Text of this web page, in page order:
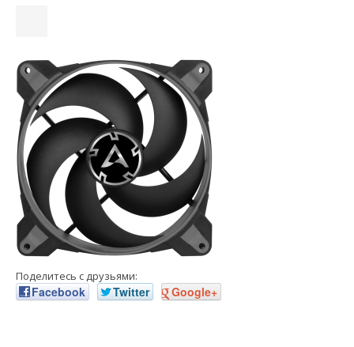
Поделитесь с друзьями:
Facebook Twitter Google+